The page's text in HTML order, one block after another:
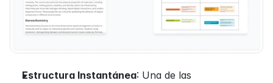
Estructura Instantánea: Una de las